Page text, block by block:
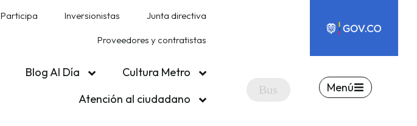
Participa Inversionistas Junta directiva
Proveedores y contratistas
Blog Al Día
Cultura Metro
Atención al ciudadano
Menú